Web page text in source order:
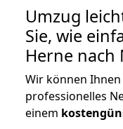
Umzug
Sie, wie
Herne nach
Wir können
professionelles
einem